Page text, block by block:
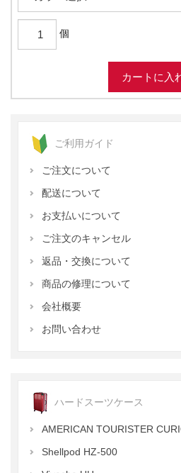
個
ご利用ガイド
ご注文について
配送について
お支払いについて
ご注文のキャンセル
返品・交換について
商品の修理について
会社概要
お問い合わせ
ハードスーツケース
AMERICAN TOURISTER
Shellpod HZ-500